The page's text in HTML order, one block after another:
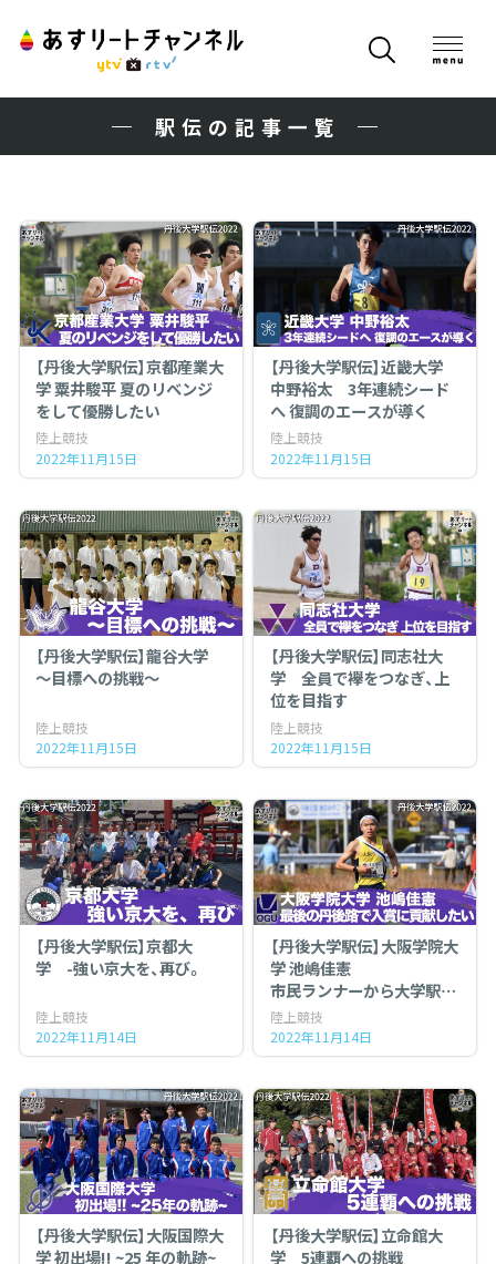
駅伝の記事一覧
【丹後大学駅伝】京都産業大
学 粟井駿平 夏のリベンジ
をして優勝したい
陸上競技
2022年11月15日
【丹後大学駅伝】近畿大学
中野裕太 3年連続シード
へ 復調のエースが導く
陸上競技
2022年11月15日
【丹後大学駅伝】龍谷大学
～目標への挑戦～
陸上競技
2022年11月15日
【丹後大学駅伝】同志社大
学 全員で襷をつなぎ、上
位を目指す
陸上競技
2022年11月15日
【丹後大学駅伝】京都大
学 -強い京大を、再び。
陸上競技
2022年11月14日
【丹後大学駅伝】大阪学院大
学 池嶋佳憲
市民ランナーから大学駅伝
出場 最後の丹後路で入賞に
貢献したい
陸上競技
2022年11月14日
【丹後大学駅伝】大阪国際大
学 初出場!! ~25 年の軌跡~
【丹後大学駅伝】立命館大
学 5連覇への挑戦